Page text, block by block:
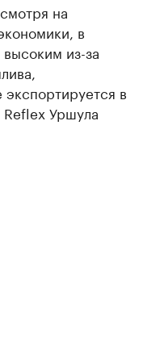
на
в
из-за
в
Reflex Уршула